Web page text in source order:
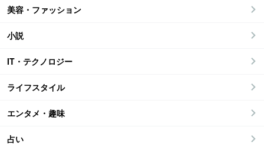
美容・ファッション
小説
IT・テクノロジー
ライフスタイル
エンタメ・趣味
占い